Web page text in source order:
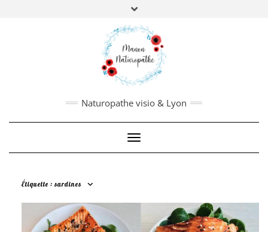
Manon Borderie
Naturopathe, nutrithérapeute,
biologie fonctionnelle.
PRISE DE RDV:
Pour en savoir plus,cliquez ici
Naturopathe visio & Lyon
Toggle Navigation
Étiquette :sardines